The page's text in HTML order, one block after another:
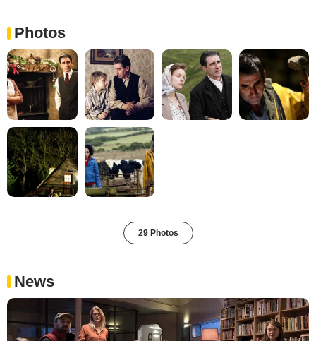
Photos
29 Photos
News